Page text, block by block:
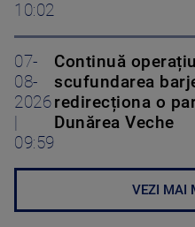
10:02
07-
08-
2026
09:59
Continuă
scufundarea
redirecționa o
Dunărea Veche
VEZI MAI